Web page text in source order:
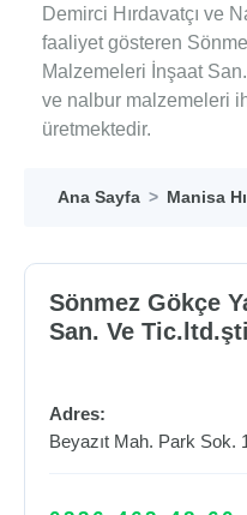
Demirci Hırdavatçı ve
faaliyet gösteren
Malzemeleri İnşaat
ve nalbur malzemeleri
üretmektedir.
Ana Sayfa Manisa
Sönmez Gökçe
San. Ve
Adres:
Beyazıt Mah. Park Sok.